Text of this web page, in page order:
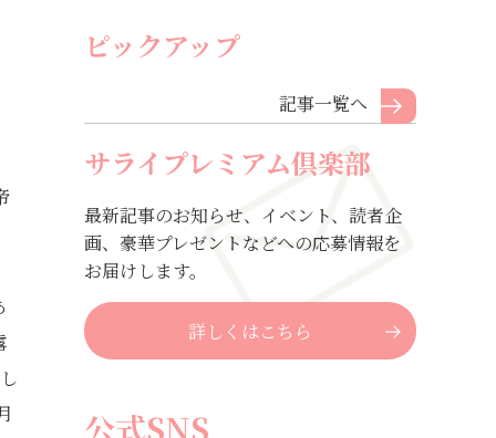
ピックアップ
記事一覧へ
サライプレミアム倶楽部
最新記事のお知らせ、イベント、読者企
画、豪華プレゼントなどへの応募情報を
お届けします。
詳しくはこちら
公式SNS